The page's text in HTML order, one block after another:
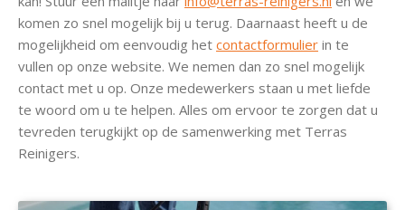
komen zo snel mogelijk bij u terug. Daarnaast heeft u de
mogelijkheid om eenvoudig het contactformulier in te
vullen op onze website. We nemen dan zo snel mogelijk
contact met u op. Onze medewerkers staan u met liefde
te woord om u te helpen. Alles om ervoor te zorgen dat u
tevreden terugkijkt op de samenwerking met Terras
Reinigers.